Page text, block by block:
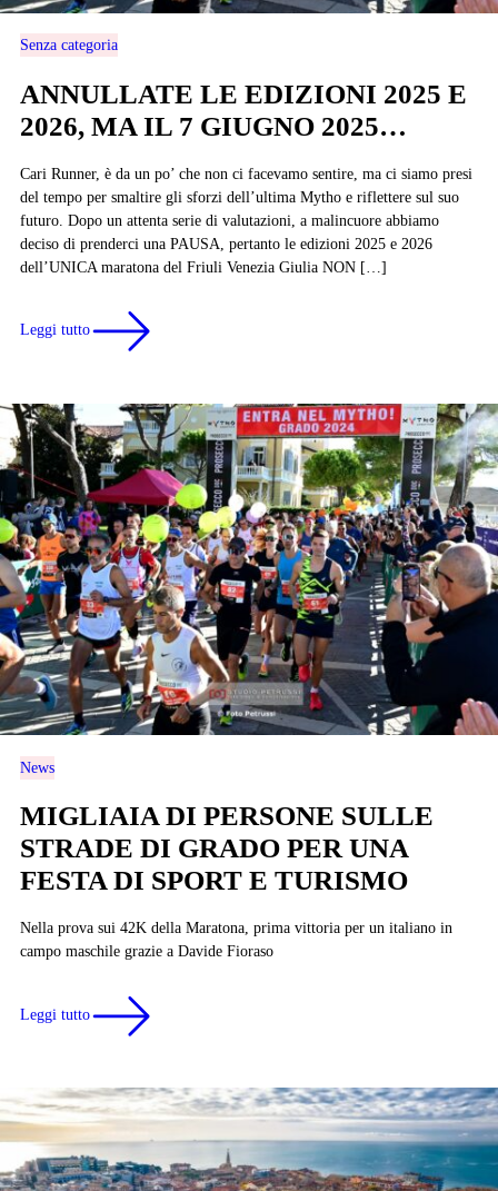
Senza categoria
ANNULLATE LE EDIZIONI 2025 E
2026, MA IL 7 GIUGNO 2025…
Cari Runner, è da un po’ che non ci facevamo sentire, ma ci siamo presi
del tempo per smaltire gli sforzi dell’ultima Mytho e riflettere sul suo
futuro. Dopo un attenta serie di valutazioni, a malincuore abbiamo
deciso di prenderci una PAUSA, pertanto le edizioni 2025 e 2026
dell’UNICA maratona del Friuli Venezia Giulia NON […]
Leggi tutto
News
MIGLIAIA DI PERSONE SULLE
STRADE DI GRADO PER UNA
FESTA DI SPORT E TURISMO
Nella prova sui 42K della Maratona, prima vittoria per un italiano in
campo maschile grazie a Davide Fioraso
Leggi tutto